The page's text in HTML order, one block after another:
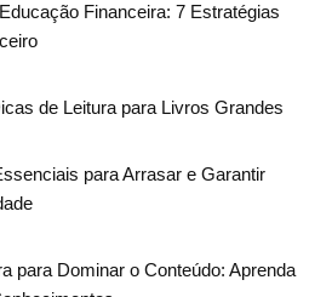
Financeira: 7 Estratégias
de Leitura para Livros Grandes
para Arrasar e Garantir
para Dominar o Conteúdo: Aprenda